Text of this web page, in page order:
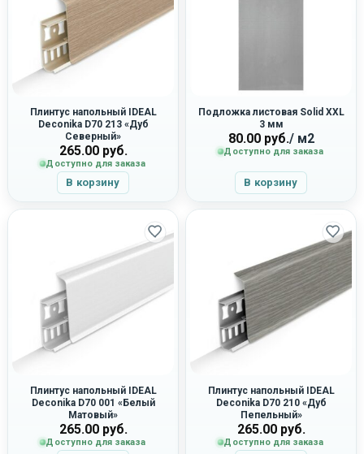
Плинтус напольный IDEAL
Deconika D70 213 «Дуб
Северный»
265.00руб.
Доступно для заказа
В корзину
Подложка листовая Solid XXL
3 мм
80.00руб./ м2
Доступно для заказа
В корзину
Плинтус напольный IDEAL
Deconika D70 001 «Белый
Матовый»
265.00руб.
Доступно для заказа
Плинтус напольный IDEAL
Deconika D70 210 «Дуб
Пепельный»
265.00руб.
Доступно для заказа